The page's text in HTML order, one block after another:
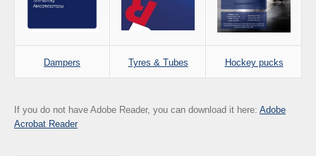
Dampers Tyres & Tubes Hockey pucks
If you do not have Adobe Reader, you can download it here: Adobe
Acrobat Reader